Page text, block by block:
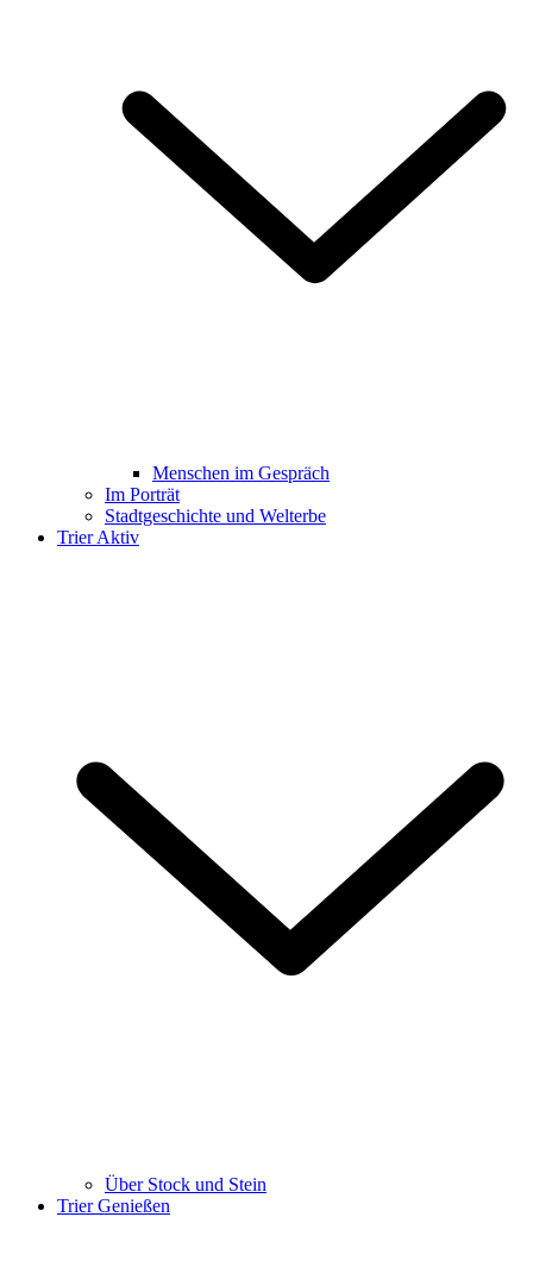
Menschen im Gespräch
Im Porträt
Stadtgeschichte und Welterbe
Trier Aktiv
Über Stock und Stein
Trier Genießen